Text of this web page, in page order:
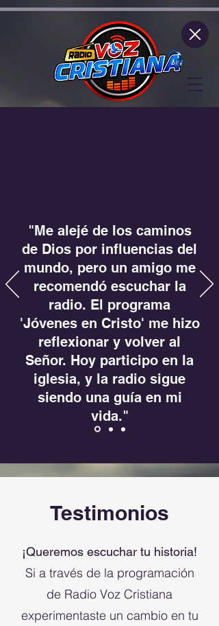
"Me alejé de los caminos
de Dios por influencias del
mundo, pero un amigo me
recomendó escuchar la
radio. El programa
'Jóvenes en Cristo' me hizo
reflexionar y volver al
Señor. Hoy participo en la
iglesia, y la radio sigue
siendo una guía en mi
vida."
Testimonios
¡Queremos escuchar tu historia!
Si a través de la programación
de Radio Voz Cristiana
experimentaste un cambio en tu